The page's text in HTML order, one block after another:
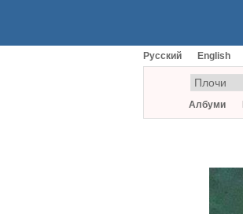
Русский English
Албуми